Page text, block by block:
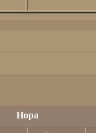
Нора